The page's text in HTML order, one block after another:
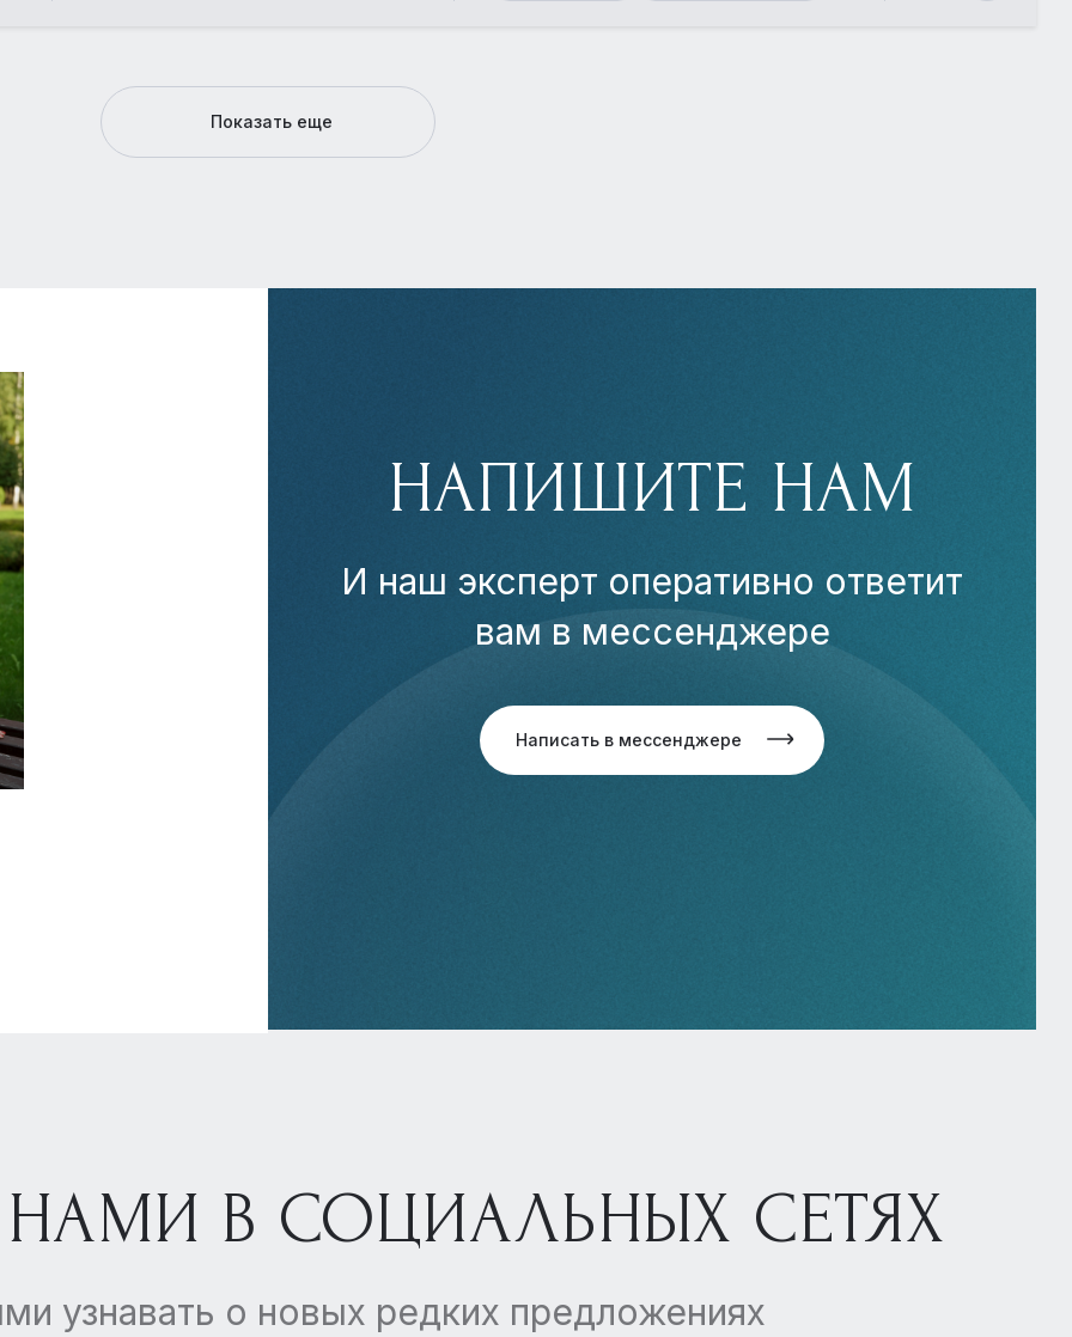
Показать еще
НАПИШИТЕ НАМ
И наш эксперт оперативно ответит
вам в мессенджере
Написать в мессенджере
В СОЦИАЛЬНЫХ СЕТЯХ
узнавать о новых редких предложениях